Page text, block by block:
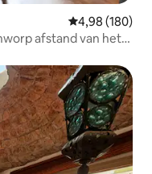
Gemiddelde
4,98 (180)
afstand van het